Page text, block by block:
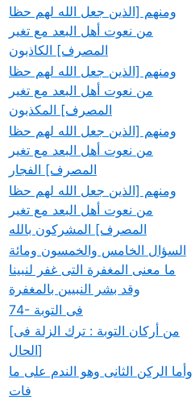
ومنهم [الذين جعل الله لهم حظا
من نعوت أهل البعد مع تغير
المصرف] الكاذبون
ومنهم [الذين جعل الله لهم حظا
من نعوت أهل البعد مع تغير
المصرف] المكذبون
ومنهم [الذين جعل الله لهم حظا
من نعوت أهل البعد مع تغير
المصرف] الفجار
ومنهم [الذين جعل الله لهم حظا
من نعوت أهل البعد مع تغير
المصرف] المشركون بالله
السؤال الخامس والخمسون ومائة
ما معنى المغفرة التى غفر لنبينا
وقد بشر النبيين بالمغفرة
74- فى التوبة
[من أركان التوبة : ترك الزلة فى
الحال]
وأما الركن الثانى وهو الندم على ما
فات